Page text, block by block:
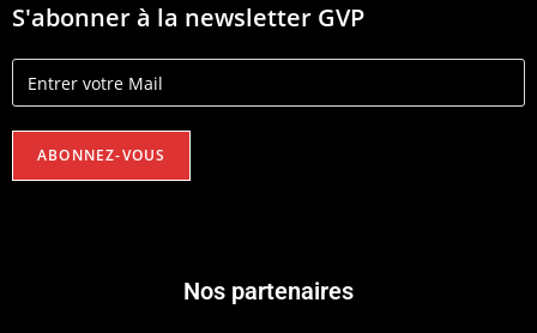
S'abonner à la newsletter GVP
Nos partenaires